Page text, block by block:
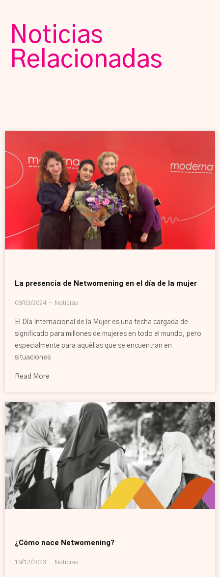
Noticias
Relacionadas
La presencia de Netwomening en el día de la mujer
08/03/2024 Noticias
El Día Internacional de la Mujer es una fecha cargada de
significado para millones de mujeres en todo el mundo, pero
especialmente para aquéllas que se encuentran en
situaciones
Read More
¿Cómo nace Netwomening?
19/12/2023 Noticias